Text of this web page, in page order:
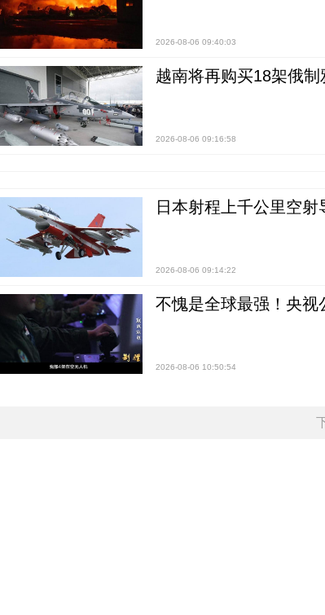
2026-08-06 09:40:03
越南将再购买18架俄制
2026-08-06 09:16:58
日本射程上千公里空
2026-08-06 09:14:22
不愧是全球最强！央视
2026-08-06 10:50:54